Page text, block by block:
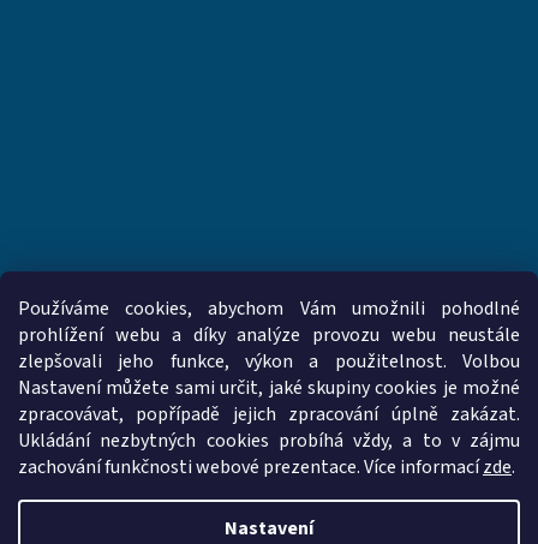
Používáme cookies, abychom Vám umožnili pohodlné
prohlížení webu a díky analýze provozu webu neustále
zlepšovali jeho funkce, výkon a použitelnost. Volbou
Nastavení můžete sami určit, jaké skupiny cookies je možné
zpracovávat, popřípadě jejich zpracování úplně zakázat.
Ukládání nezbytných cookies probíhá vždy, a to v zájmu
zachování funkčnosti webové prezentace. Více informacízde.
Nastavení
www.vzduchotechnika-ventilatory.cz www.palmat.cz
Vytvořil Shoptet